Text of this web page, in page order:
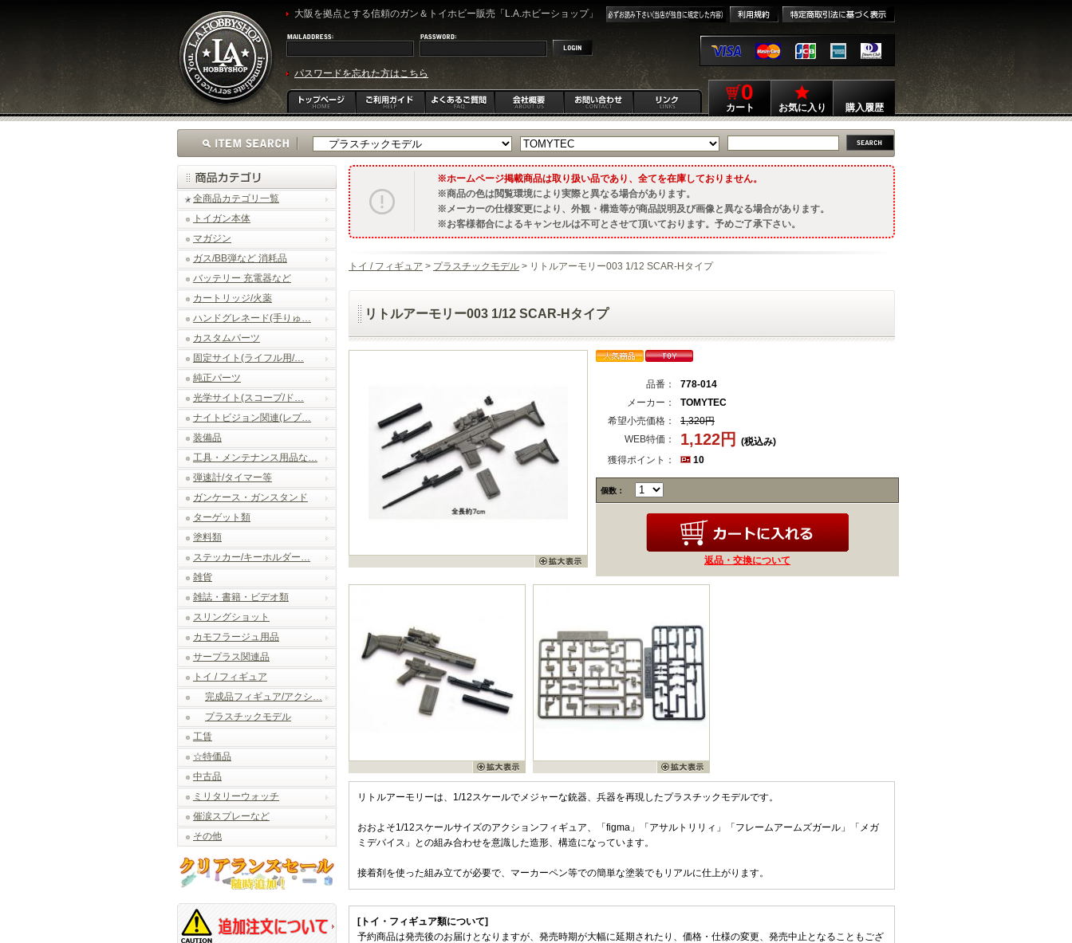
大阪を拠点とする信頼のガン＆トイホビー販売「L.A.ホビーショップ」
パスワードを忘れた方はこちら
0
カート お気に入り 購入履歴
全商品カテゴリ一覧
トイガン本体
マガジン
ガス/BB弾など 消耗品
バッテリー 充電器など
カートリッジ/火薬
ハンドグレネード(手りゅ…
カスタムパーツ
固定サイト(ライフル用/…
純正パーツ
光学サイト(スコープ/ド…
ナイトビジョン関連(レプ…
装備品
工具・メンテナンス用品な…
弾速計/タイマー等
ガンケース・ガンスタンド
ターゲット類
塗料類
ステッカー/キーホルダー…
雑貨
雑誌・書籍・ビデオ類
スリングショット
カモフラージュ用品
サープラス関連品
トイ / フィギュア
完成品フィギュア/アクシ…
プラスチックモデル
工賃
☆特価品
中古品
ミリタリーウォッチ
催涙スプレーなど
その他
ホームページ掲載商品は取り扱い品であり、全てを在庫しておりません。
商品の色は閲覧環境により実際と異なる場合があります。
メーカーの仕様変更により、外観・構造等が商品説明及び画像と異なる場合があります。
お客様都合によるキャンセルは不可とさせて頂いております。予めご了承下さい。
トイ / フィギュア > プラスチックモデル > リトルアーモリー003 1/12 SCAR-Hタイプ
リトルアーモリー003 1/12 SCAR-Hタイプ
品番：
778-014
メーカー：
TOMYTEC
希望小売価格：
1,320円
WEB特価：
1,122円
(税込み)
獲得ポイント：
10
個数：
返品・交換について
リトルアーモリーは、1/12スケールでメジャーな銃器、兵器を再現したプラスチックモデルです。
おおよそ1/12スケールサイズのアクションフィギュア、「figma」「アサルトリリィ」「フレームアームズガール」「メガ
ミデバイス」との組み合わせを意識した造形、構造になっています。
接着剤を使った組み立てが必要で、マーカーペン等での簡単な塗装でもリアルに仕上がります。
[トイ・フィギュア類について]
予約商品は発売後のお届けとなりますが、発売時期が大幅に延期されたり、価格・仕様の変更、発売中止となることもござ